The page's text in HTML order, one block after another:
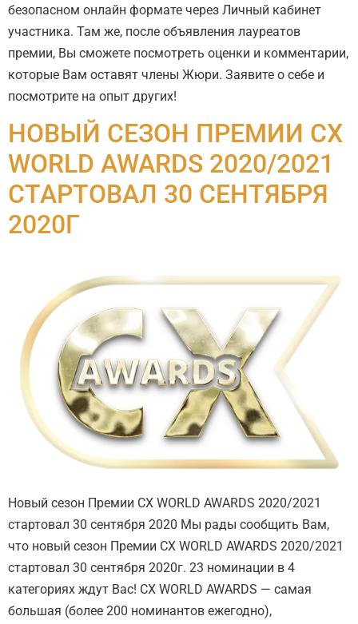
безопасном онлайн формате через Личный кабинет
участника. Там же, после объявления лауреатов
премии, Вы сможете посмотреть оценки и комментарии,
которые Вам оставят члены Жюри. Заявите о себе и
посмотрите на опыт других!
НОВЫЙ СЕЗОН ПРЕМИИ CX
WORLD AWARDS 2020/2021
СТАРТОВАЛ 30 СЕНТЯБРЯ
2020Г
Новый сезон Премии CX WORLD AWARDS 2020/2021
стартовал 30 сентября 2020 Мы paды сообщить Вам,
что новый сезон Премии CX WORLD AWARDS 2020/2021
стартовал 30 сентября 2020г. 23 номинации в 4
категориях ждут Вас! СХ WORLD AWARDS — самая
большая (более 200 номинантов ежегодно),